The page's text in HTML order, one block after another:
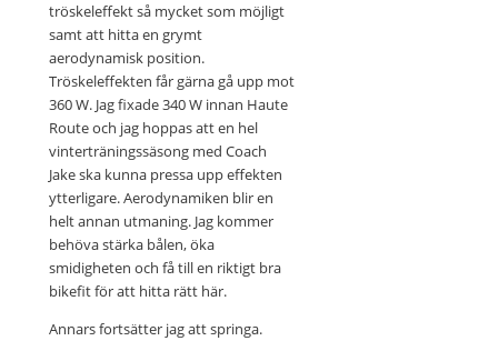
tröskeleffekt så mycket som möjligt
samt att hitta en grymt
aerodynamisk position.
Tröskeleffekten får gärna gå upp mot
360 W. Jag fixade 340 W innan Haute
Route och jag hoppas att en hel
vinterträningssäsong med Coach
Jake ska kunna pressa upp effekten
ytterligare. Aerodynamiken blir en
helt annan utmaning. Jag kommer
behöva stärka bålen, öka
smidigheten och få till en riktigt bra
bikefit för att hitta rätt här.
Annars fortsätter jag att springa.